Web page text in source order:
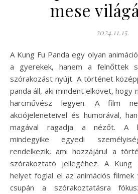
mese
2024.11.15.
A Kung Fu Panda egy olyan animációs film, amely nemcsak
a gyerekek, hanem a felnőttek
szórakozást nyújt. A történet
panda áll, aki mindent elkövet, hogy
harcművész legyen. A film
akciójeleneteivel és humorával,
magával ragadja a nézőt. A
mindegyike egyedi
rendelkezik, ami hozzájárul a
szórakoztató jellegéhez. A Kung
helyet foglal el az animációs filmek
csupán a szórakoztatásra